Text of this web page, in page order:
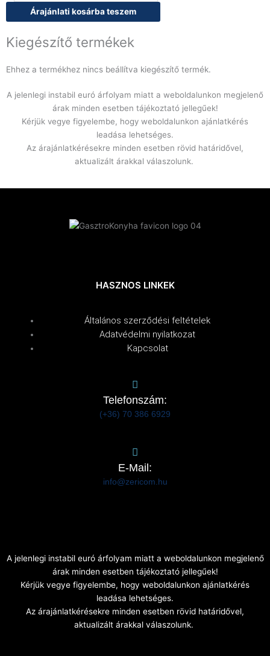
sütőállvány
SH-
K
mennyiség
Árajánlati kosárba teszem
Kiegészítő termékek
Ehhez a termékhez nincs beállítva kiegészítő termék.
A jelenlegi instabil euró árfolyam miatt a weboldalunkon megjelenő
árak minden esetben tájékoztató jellegűek!
Kérjük vegye figyelembe, hogy weboldalunkon ajánlatkérés
leadása lehetséges.
Az árajánlatkérésekre minden esetben rövid határidővel,
aktualizált árakkal válaszolunk.
HASZNOS LINKEK
Általános szerződési feltételek
Adatvédelmi nyilatkozat
Kapcsolat
Telefonszám:
(+36) 70 386 6929
E-Mail:
info@zericom.hu
A jelenlegi instabil euró árfolyam miatt a weboldalunkon megjelenő
árak minden esetben tájékoztató jellegűek!
Kérjük vegye figyelembe, hogy weboldalunkon ajánlatkérés
leadása lehetséges.
Az árajánlatkérésekre minden esetben rövid határidővel,
aktualizált árakkal válaszolunk.